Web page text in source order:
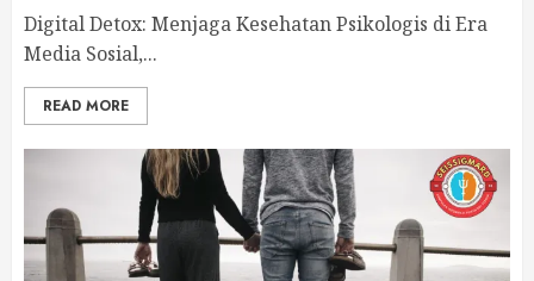
2
Rasa Cinta dalam Hubungan
Digital Detox: Menjaga Kesehatan Psikologis di Era
Media Sosial,...
READ MORE